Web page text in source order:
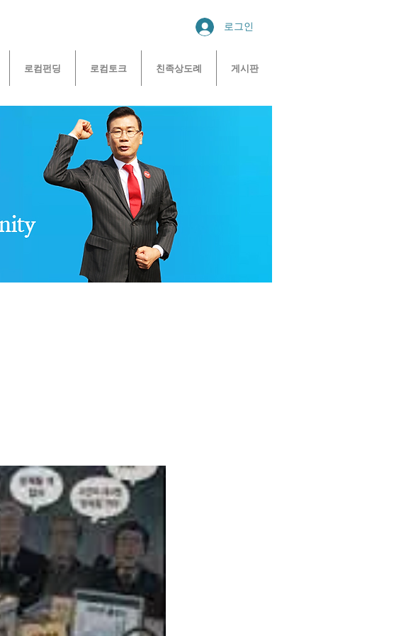
로그인
로컴펀딩 로컴토크 친족상도례 게시판